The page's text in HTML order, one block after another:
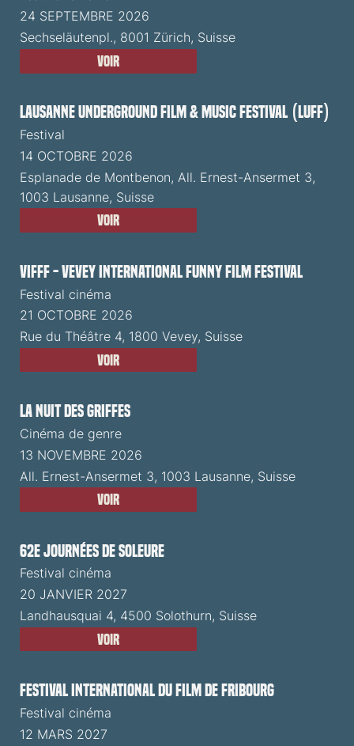
24 SEPTEMBRE 2026
Sechseläutenpl., 8001 Zürich, Suisse
Voir
Lausanne Underground Film & Music Festival (LUFF)
Festival
14 OCTOBRE 2026
Esplanade de Montbenon, All. Ernest-Ansermet 3,
1003 Lausanne, Suisse
Voir
VIFFF - Vevey International Funny Film Festival
Festival cinéma
21 OCTOBRE 2026
Rue du Théâtre 4, 1800 Vevey, Suisse
Voir
La Nuit des Griffes
Cinéma de genre
13 NOVEMBRE 2026
All. Ernest-Ansermet 3, 1003 Lausanne, Suisse
Voir
62e Journées de Soleure
Festival cinéma
20 JANVIER 2027
Landhausquai 4, 4500 Solothurn, Suisse
Voir
Festival International du Film de Fribourg
Festival cinéma
12 MARS 2027